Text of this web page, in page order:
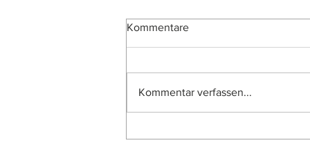
Kommentare
Kommentar verfassen...